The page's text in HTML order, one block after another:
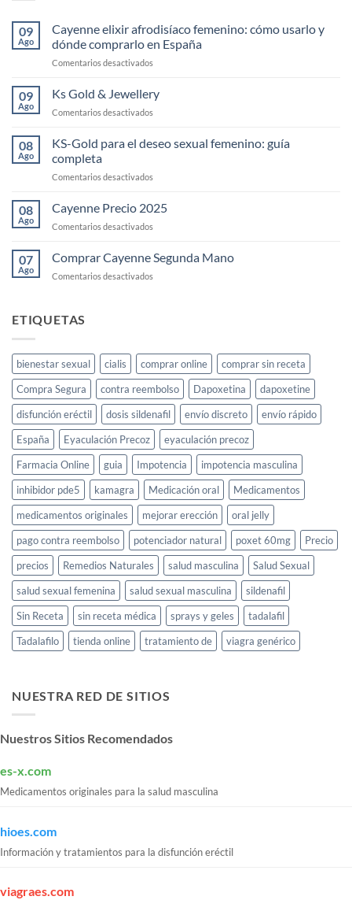
09
Ago
Cayenne elixir afrodisíaco femenino: cómo usarlo y
dónde comprarlo en España
Comentarios desactivados
afrodisíaco
femenino:
usarlo
comprarlo
España
09
Ago
Ks Gold & Jewellery
Comentarios desactivados
&
08
Ago
KS-Gold para el deseo sexual femenino: guía
completa
Comentarios desactivados
Gold
para
el
sexual
08
Ago
Cayenne Precio 2025
Comentarios desactivados
Precio
2025
07
Ago
Comprar Cayenne Segunda Mano
Comentarios desactivados
ETIQUETAS
bienestar sexual cialis comprar online
comprar sin receta
Compra Segura
contra reembolso Dapoxetina
dapoxetine
disfunción eréctil
dosis sildenafil envío discreto
envío rápido
España
Eyaculación Precoz
eyaculación precoz
Farmacia Online
guia Impotencia
impotencia masculina
inhibidor pde5
kamagra Medicación oral
Medicamentos
medicamentos originales
mejorar erección
oral jelly
pago contra reembolso
potenciador natural poxet 60mg
Precio
precios
Remedios Naturales salud masculina
Salud Sexual
salud sexual femenina
salud sexual masculina
sildenafil
Sin Receta
sin receta médica sprays y geles
tadalafil
Tadalafilo
tienda online tratamiento de viagra genérico
NUESTRA RED DE SITIOS
Nuestros Sitios Recomendados
es-x.com
Medicamentos originales para la salud masculina
hioes.com
Información y tratamientos para la disfunción eréctil
viagraes.com